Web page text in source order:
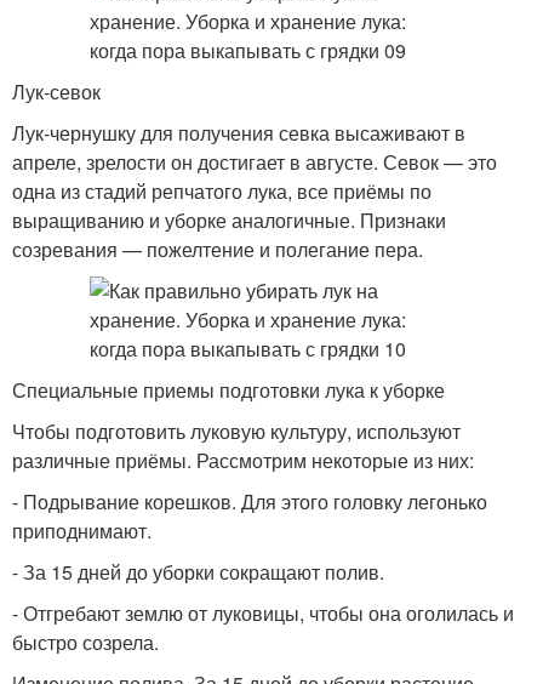
Лук-севок
Лук-чернушку для получения севка высаживают в
апреле, зрелости он достигает в августе. Севок — это
одна из стадий репчатого лука, все приёмы по
выращиванию и уборке аналогичные. Признаки
созревания — пожелтение и полегание пера.
Специальные приемы подготовки лука к уборке
Чтобы подготовить луковую культуру, используют
различные приёмы. Рассмотрим некоторые из них:
- Подрывание корешков. Для этого головку легонько
приподнимают.
- За 15 дней до уборки сокращают полив.
- Отгребают землю от луковицы, чтобы она оголилась и
быстро созрела.